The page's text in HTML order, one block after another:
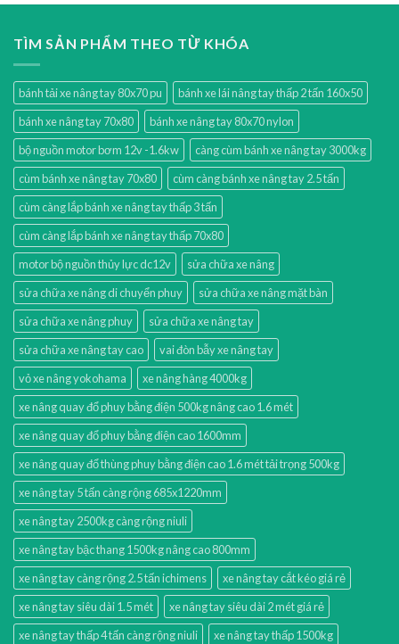
TÌM SẢN PHẨM THEO TỪ KHÓA
bánh tải xe nâng tay 80x70 pu
bánh xe lái nâng tay thấp 2 tấn 160x50
bánh xe nâng tay 70x80
bánh xe nâng tay 80x70 nylon
bộ nguồn motor bơm 12v -1.6kw
càng cùm bánh xe nâng tay 3000kg
cùm bánh xe nâng tay 70x80
cùm càng bánh xe nâng tay 2.5 tấn
cùm càng lắp bánh xe nâng tay thấp 3 tấn
cùm càng lắp bánh xe nâng tay thấp 70x80
motor bộ nguồn thủy lực dc12v
sửa chữa xe nâng
sửa chữa xe nâng di chuyển phuy
sửa chữa xe nâng mặt bàn
sửa chữa xe nâng phuy
sửa chữa xe nâng tay
sửa chữa xe nâng tay cao
vai đòn bẫy xe nâng tay
vỏ xe nâng yokohama
xe nâng hàng 4000kg
xe nâng quay đổ phuy bằng điện 500kg nâng cao 1.6 mét
xe nâng quay đổ phuy bằng điện cao 1600mm
xe nâng quay đổ thùng phuy bằng điện cao 1.6 mét tải trọng 500kg
xe nâng tay 5 tấn càng rộng 685x1220mm
xe nâng tay 2500kg càng rộng niuli
xe nâng tay bậc thang 1500kg nâng cao 800mm
xe nâng tay càng rộng 2.5 tấn ichimens
xe nâng tay cắt kéo giá rẻ
xe nâng tay siêu dài 1.5 mét
xe nâng tay siêu dài 2 mét giá rẻ
xe nâng tay thấp 4 tấn càng rộng niuli
xe nâng tay thấp 1500kg